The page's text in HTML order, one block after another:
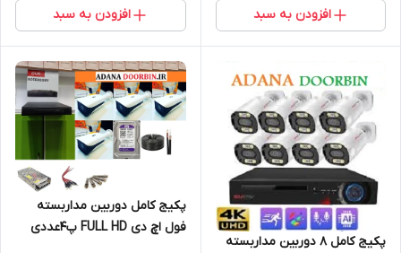
افزودن به سبد افزودن به سبد
پکیج کامل 8 دوربین مداربسته
پکیج کامل دوربین مداربسته
فول اچ دی FULL HD پ4عددی